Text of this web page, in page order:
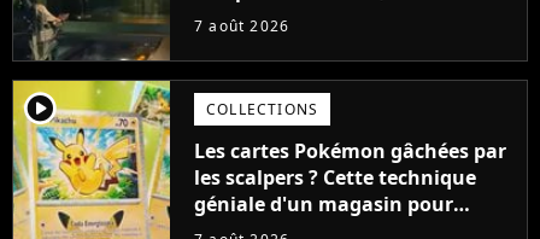
aurait pu être encore pire à
7 août 2026
player2 COLLECTIONS
Les cartes Pokémon gâchées par
les scalpers ? Cette technique
géniale d'un magasin pour
ruiner les revendeurs